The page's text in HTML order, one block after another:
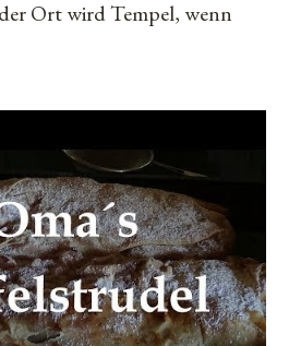
Ort wird Tempel, wenn